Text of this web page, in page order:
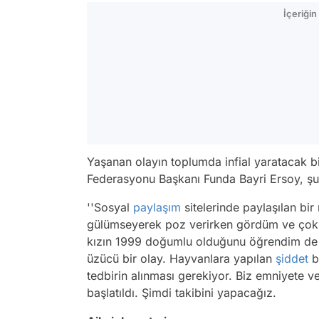
İçeriğin
Yaşanan olayın toplumda infial yaratacak
Federasyonu Başkanı Funda Bayri Ersoy,
''Sosyal paylaşım sitelerinde paylaşılan
gülümseyerek poz verirken gördüm ve
kızın 1999 doğumlu olduğunu öğrendim
üzücü bir olay. Hayvanlara yapılan şiddet
tedbirin alınması gerekiyor. Biz emniyete
başlatıldı. Şimdi takibini yapacağız.